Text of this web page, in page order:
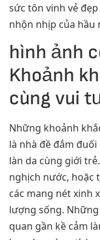
sức tôn vinh vẻ
nhộn nhịp của
hình ảnh
Khoảnh
cùng vui
Những khoảnh
là nhà đề đắm
làn da cùng giới
nghịch nước, hoặc
các mang nét xinh
lượng sống.
quan gần kề cảm